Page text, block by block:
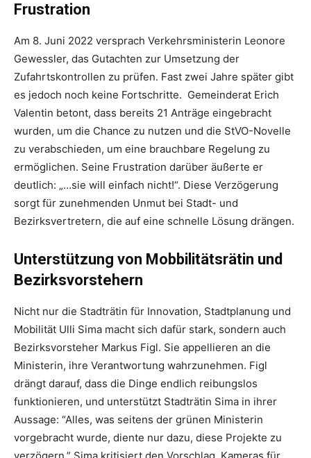
Frustration
Am 8. Juni 2022 versprach Verkehrsministerin Leonore
Gewessler, das Gutachten zur Umsetzung der
Zufahrtskontrollen zu prüfen. Fast zwei Jahre später gibt
es jedoch noch keine Fortschritte. Gemeinderat Erich
Valentin betont, dass bereits 21 Anträge eingebracht
wurden, um die Chance zu nutzen und die StVO-Novelle
zu verabschieden, um eine brauchbare Regelung zu
ermöglichen. Seine Frustration darüber äußerte er
deutlich: „…sie will einfach nicht!“. Diese Verzögerung
sorgt für zunehmenden Unmut bei Stadt- und
Bezirksvertretern, die auf eine schnelle Lösung drängen.
Unterstützung von Mobbilitätsrätin und
Bezirksvorstehern
Nicht nur die Stadträtin für Innovation, Stadtplanung und
Mobilität Ulli Sima macht sich dafür stark, sondern auch
Bezirksvorsteher Markus Figl. Sie appellieren an die
Ministerin, ihre Verantwortung wahrzunehmen. Figl
drängt darauf, dass die Dinge endlich reibungslos
funktionieren, und unterstützt Stadträtin Sima in ihrer
Aussage: “Alles, was seitens der grünen Ministerin
vorgebracht wurde, diente nur dazu, diese Projekte zu